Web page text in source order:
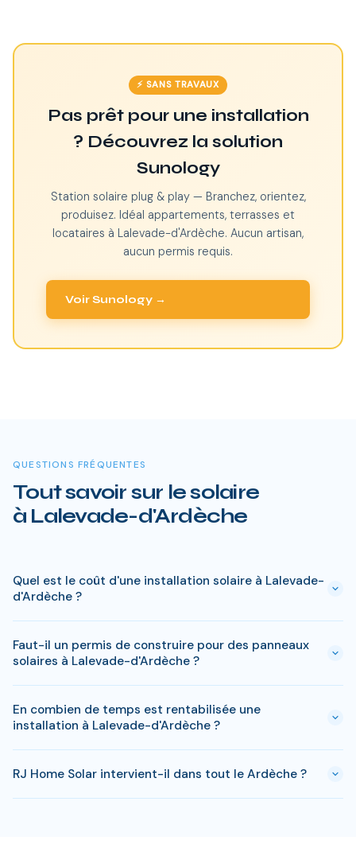
⚡ SANS TRAVAUX
Pas prêt pour une installation
? Découvrez la solution
Sunology
Station solaire plug & play — Branchez, orientez,
produisez. Idéal appartements, terrasses et
locataires à Lalevade-d'Ardèche. Aucun artisan,
aucun permis requis.
Voir Sunology →
QUESTIONS FRÉQUENTES
Tout savoir sur le solaire
à Lalevade-d'Ardèche
Quel est le coût d'une installation solaire à Lalevade-
d'Ardèche ?
à 9 kWc). Après les aides disponibles en Ardèche
(MaPrimeRénov', prime autoconsommation, TVA réduite), le
reste à charge peut descendre sous 4 000 € pour une
installation standard de 3 kWc.
Faut-il un permis de construire pour des panneaux
solaires à Lalevade-d'Ardèche ?
à Lalevade-d'Ardèche. Si votre bien est classé ou en zone
protégée en Ardèche, des règles spécifiques peuvent
s'appliquer. RJ Home Solar gère toutes ces démarches sans
surcoût.
En combien de temps est rentabilisée une
installation à Lalevade-d'Ardèche ?
est atteint en 8-10 ans pour une installation standard.
L'electricite produite est ensuite quasi gratuite pendant 15 a
RJ Home Solar intervient-il dans tout le Ardèche ?